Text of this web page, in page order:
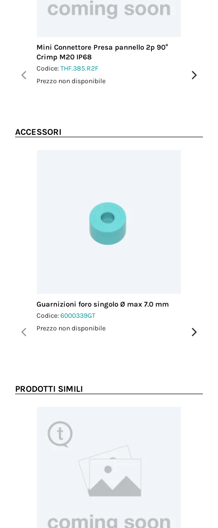
Mini Connettore Presa pannello 2p 90°
Crimp M20 IP68
Codice:THF.385.R2F
Prezzo non disponibile
Prezzo
ACCESSORI
Guarnizioni foro singolo Ø max 7.0 mm
Codice:6000339GT
Prezzo non disponibile
Prezzo
PRODOTTI SIMILI